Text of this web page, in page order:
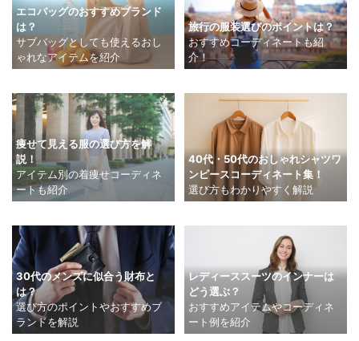
エコバッグのおすすめブランド
は？
サブバッグとしても使えるおし
ゃれなアイテムを紹介
旅行の服装選びのポイントは？
おすすめコーディネートも紹
介！
痩せて見える服の選び方を解
説！
アイテム別の着痩せコーディネ
ートも紹介
40代・50代のおしゃれシャツワ
ンピースコーディネート集！
選び方もわかりやすく解説
30代のメンズに似合う財布と
は？
選び方のポイントやおすすめブ
ランドを解説
レディーススーツのインナーは
どう選ぶ？
おすすめアイテムやコーディネ
ート例を紹介